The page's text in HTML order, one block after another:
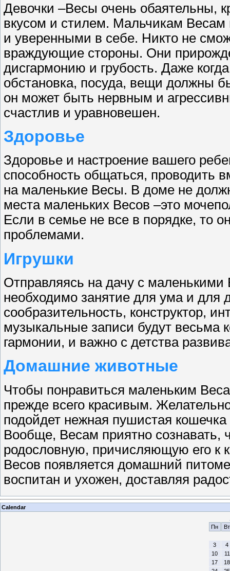
Девочки –Весы очень обаятельны,
вкусом и стилем. Мальчикам
и уверенными в себе. Никто не
враждующие стороны. Они
дисгармонию и грубость. Даже
обстановка, посуда, вещи должны
он может быть нервным и
счастлив и уравновешен.
Здоровье
Здоровье и настроение вашего
способность общаться, проводить
на маленькие Весы. В доме не
места маленьких Весов –это
Если в семье не все в порядке, то
проблемами.
Игрушки
Отправляясь на дачу с маленькими
необходимо занятие для ума и для
сообразительность, конструктор,
музыкальные записи будут весьма
гармонии, и важно с детства
Домашние животные
Чтобы понравиться маленьким
прежде всего красивым.
подойдет нежная пушистая
Вообще, Весам приятно
родословную, причисляющую его к
Весов появляется домашний
воспитан и ухожен, доставляя
Calendar
Пн
Вт
3
4
10
11
17
18